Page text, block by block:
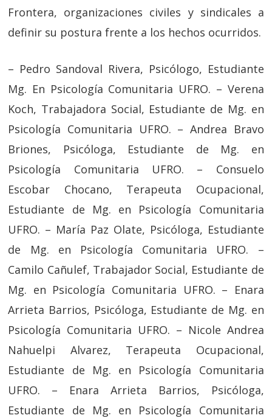
Frontera, organizaciones civiles y sindicales a
definir su postura frente a los hechos ocurridos.
– Pedro Sandoval Rivera, Psicólogo, Estudiante
Mg. En Psicología Comunitaria UFRO. – Verena
Koch, Trabajadora Social, Estudiante de Mg. en
Psicología Comunitaria UFRO. – Andrea Bravo
Briones, Psicóloga, Estudiante de Mg. en
Psicología Comunitaria UFRO. – Consuelo
Escobar Chocano, Terapeuta Ocupacional,
Estudiante de Mg. en Psicología Comunitaria
UFRO. – María Paz Olate, Psicóloga, Estudiante
de Mg. en Psicología Comunitaria UFRO. –
Camilo Cañulef, Trabajador Social, Estudiante de
Mg. en Psicología Comunitaria UFRO. – Enara
Arrieta Barrios, Psicóloga, Estudiante de Mg. en
Psicología Comunitaria UFRO. – Nicole Andrea
Nahuelpi Alvarez, Terapeuta Ocupacional,
Estudiante de Mg. en Psicología Comunitaria
UFRO. – Enara Arrieta Barrios, Psicóloga,
Estudiante de Mg. en Psicología Comunitaria